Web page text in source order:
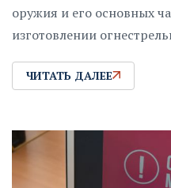
оружия и его основных
изготовлении
ЧИТАТЬ ДАЛЕЕ